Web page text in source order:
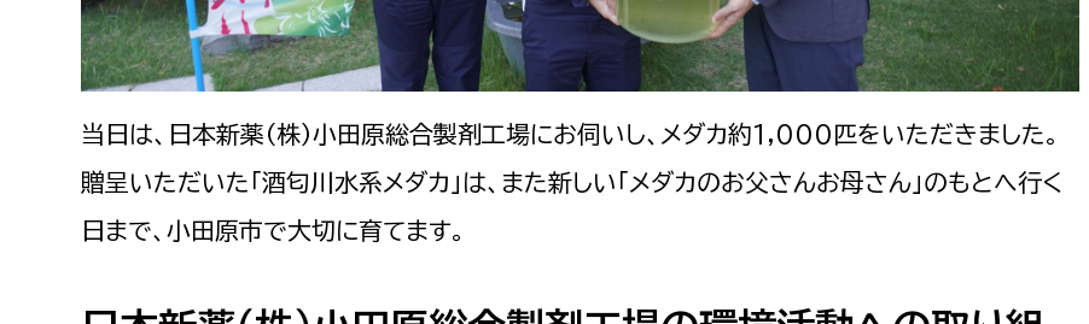
国県事業推進課
土木管理課
みどり公園課
建築課
病院管理局：経営管理課
病院管理局：施設用度課
当日は、日本新薬（株）小田原総合製剤工場にお伺いし、メダカ約1,000匹をいただきました。
贈呈いただいた「酒匂川水系メダカ」は、また新しい「メダカのお父さんお母さん」のもとへ行く
日まで、小田原市で大切に育てます。